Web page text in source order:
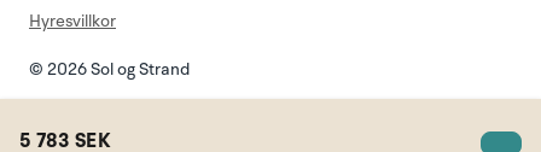
5 783 SEK
© 2026 Sol og Strand
Hyresvillkor